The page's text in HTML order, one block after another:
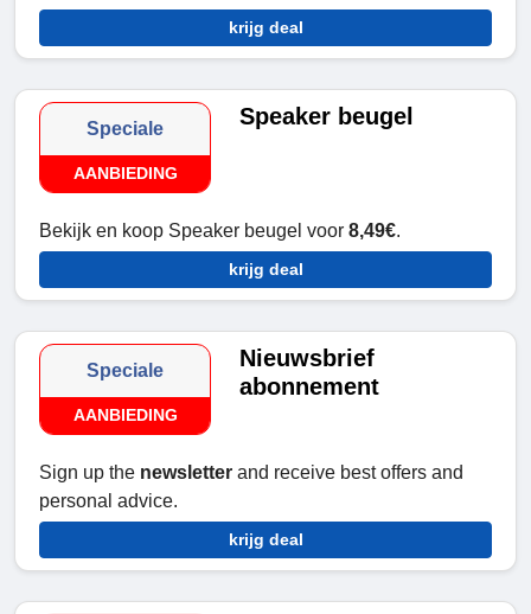
krijg deal
Speciale
AANBIEDING
Speaker beugel
Bekijk en koop Speaker beugel voor 8,49€.
krijg deal
Speciale
AANBIEDING
Nieuwsbrief
abonnement
Sign up the newsletter and receive best offers and
personal advice.
krijg deal